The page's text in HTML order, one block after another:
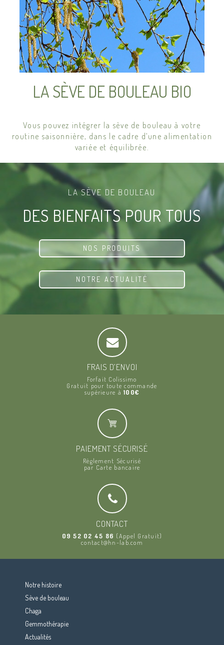
LA SÈVE DE BOULEAU BIO
Vous pouvez intégrer la sève de bouleau à votre
routine saisonnière, dans le cadre d’une alimentation
variée et équilibrée.
LA SÈVE DE BOULEAU
DES BIENFAITS POUR TOUS
NOS PRODUITS
NOTRE ACTUALITÉ
FRAIS D’ENVOI
Forfait Colissimo
Gratuit pour toute commande
supérieure à100€
PAIEMENT SÉCURISÉ
Règlement Sécurisé
par Carte bancaire
CONTACT
09 52 02 45 86 (Appel Gratuit)
contact@hn-lab.com
Notre histoire
Sève de bouleau
Chaga
Gemmothérapie
Actualités